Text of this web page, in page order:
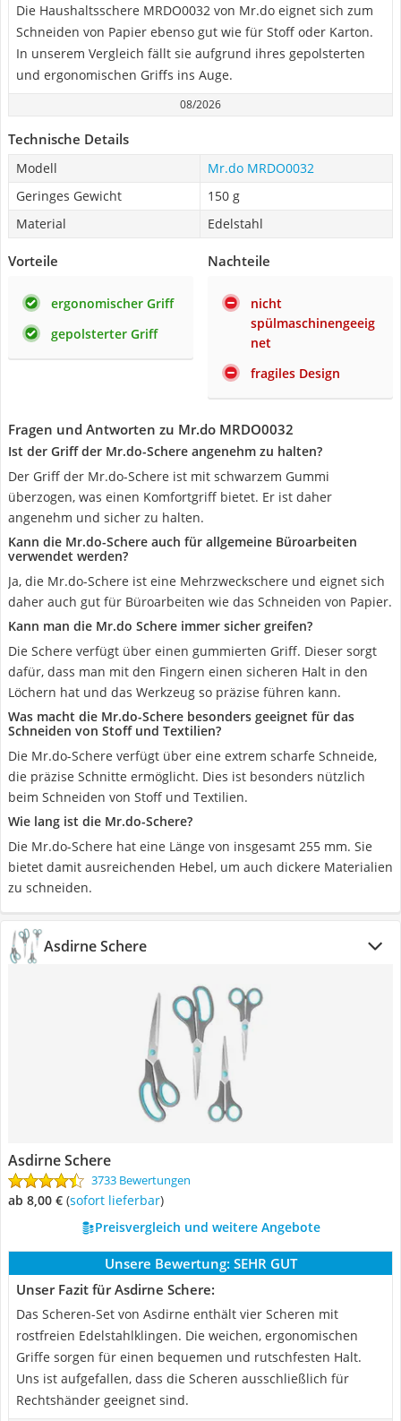
Die Haushaltsschere MRDO0032 von Mr.do eignet sich zum
Schneiden von Papier ebenso gut wie für Stoff oder Karton.
In unserem Vergleich fällt sie aufgrund ihres gepolsterten
und ergonomischen Griffs ins Auge.
08/2026
Technische Details
Modell
Mr.do MRDO0032
Geringes Gewicht
150 g
Material
Edelstahl
Vorteile
ergonomischer Griff
gepolsterter Griff
Nachteile
nicht
spülmaschinengeeig
net
fragiles Design
Fragen und Antworten zu Mr.do MRDO0032
Ist der Griff der Mr.do-Schere angenehm zu halten?
Der Griff der Mr.do-Schere ist mit schwarzem Gummi
überzogen, was einen Komfortgriff bietet. Er ist daher
angenehm und sicher zu halten.
Kann die Mr.do-Schere auch für allgemeine Büroarbeiten
verwendet werden?
Ja, die Mr.do-Schere ist eine Mehrzweckschere und eignet sich
daher auch gut für Büroarbeiten wie das Schneiden von Papier.
Kann man die Mr.do Schere immer sicher greifen?
Die Schere verfügt über einen gummierten Griff. Dieser sorgt
dafür, dass man mit den Fingern einen sicheren Halt in den
Löchern hat und das Werkzeug so präzise führen kann.
Was macht die Mr.do-Schere besonders geeignet für das
Schneiden von Stoff und Textilien?
Die Mr.do-Schere verfügt über eine extrem scharfe Schneide,
die präzise Schnitte ermöglicht. Dies ist besonders nützlich
beim Schneiden von Stoff und Textilien.
Wie lang ist die Mr.do-Schere?
Die Mr.do-Schere hat eine Länge von insgesamt 255 mm. Sie
bietet damit ausreichenden Hebel, um auch dickere Materialien
zu schneiden.
Asdirne Schere
Asdirne Schere
3733 Bewertungen
ab 8,00 € ( Sofort lieferbar)
Preisvergleich und weitere Angebote
Unsere Bewertung: SEHR GUT
Unser Fazit für Asdirne Schere:
Das Scheren-Set von Asdirne enthält vier Scheren mit
rostfreien Edelstahlklingen. Die weichen, ergonomischen
Griffe sorgen für einen bequemen und rutschfesten Halt.
Uns ist aufgefallen, dass die Scheren ausschließlich für
Rechtshänder geeignet sind.